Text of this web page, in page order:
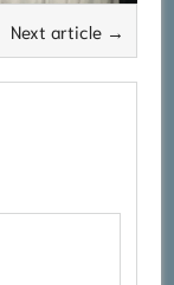
Next article →